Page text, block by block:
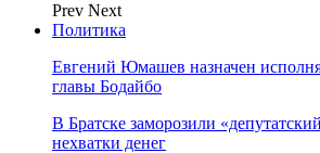
Prev Next
Политика
Евгений Юмашев назначен
главы Бодайбо
В Братске заморозили
нехватки денег